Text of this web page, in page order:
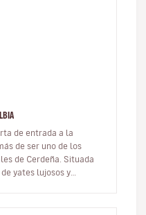
de entrada a la
de ser uno de los
de Cerdeña. Situada
yates lujosos y